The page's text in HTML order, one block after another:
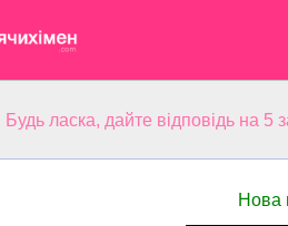
Будь ласка, дайте відповідь на
Нова